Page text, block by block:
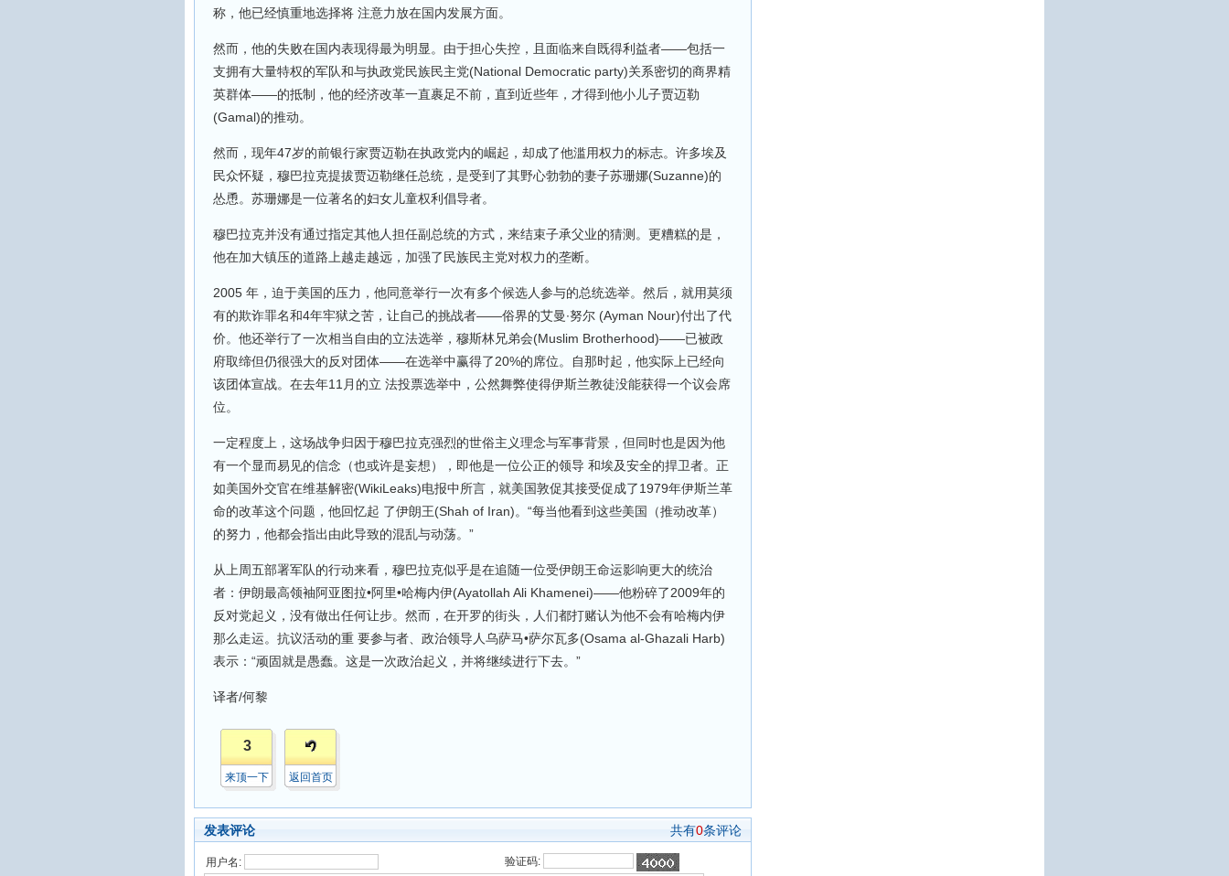
称，他已经慎重地选择将 注意力放在国内发展方面。
然而，他的失败在国内表现得最为明显。由于担心失控，且面临来自既得利益者——包括一
支拥有大量特权的军队和与执政党民族民主党(National Democratic party)关系密切的商界精
英群体——的抵制，他的经济改革一直裹足不前，直到近些年，才得到他小儿子贾迈勒
(Gamal)的推动。
然而，现年47岁的前银行家贾迈勒在执政党内的崛起，却成了他滥用权力的标志。许多埃及
民众怀疑，穆巴拉克提拔贾迈勒继任总统，是受到了其野心勃勃的妻子苏珊娜(Suzanne)的
怂恿。苏珊娜是一位著名的妇女儿童权利倡导者。
穆巴拉克并没有通过指定其他人担任副总统的方式，来结束子承父业的猜测。更糟糕的是，
他在加大镇压的道路上越走越远，加强了民族民主党对权力的垄断。
2005 年，迫于美国的压力，他同意举行一次有多个候选人参与的总统选举。然后，就用莫须
有的欺诈罪名和4年牢狱之苦，让自己的挑战者——俗界的艾曼∙努尔 (Ayman Nour)付出了代
价。他还举行了一次相当自由的立法选举，穆斯林兄弟会(Muslim Brotherhood)——已被政
府取缔但仍很强大的反对团体——在选举中赢得了20%的席位。自那时起，他实际上已经向
该团体宣战。在去年11月的立 法投票选举中，公然舞弊使得伊斯兰教徒没能获得一个议会席
位。
一定程度上，这场战争归因于穆巴拉克强烈的世俗主义理念与军事背景，但同时也是因为他
有一个显而易见的信念（也或许是妄想），即他是一位公正的领导 和埃及安全的捍卫者。正
如美国外交官在维基解密(WikiLeaks)电报中所言，就美国敦促其接受促成了1979年伊斯兰革
命的改革这个问题，他回忆起 了伊朗王(Shah of Iran)。“每当他看到这些美国（推动改革）
的努力，他都会指出由此导致的混乱与动荡。”
从上周五部署军队的行动来看，穆巴拉克似乎是在追随一位受伊朗王命运影响更大的统治
者：伊朗最高领袖阿亚图拉•阿里•哈梅内伊(Ayatollah Ali Khamenei)——他粉碎了2009年的
反对党起义，没有做出任何让步。然而，在开罗的街头，人们都打赌认为他不会有哈梅内伊
那么走运。抗议活动的重 要参与者、政治领导人乌萨马•萨尔瓦多(Osama al-Ghazali Harb)
表示：“顽固就是愚蠢。这是一次政治起义，并将继续进行下去。”
译者/何黎
3
来顶一下 返回首页
发表评论 共有0条评论
用户名: 验证码: